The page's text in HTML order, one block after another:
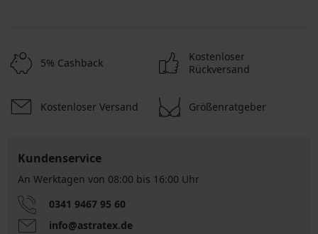
5% Cashback
Kostenloser
Rückversand
Kostenloser Versand Größenratgeber
Kundenservice
An Werktagen von 08:00 bis 16:00 Uhr
0341 9467 95 60
info@astratex.de